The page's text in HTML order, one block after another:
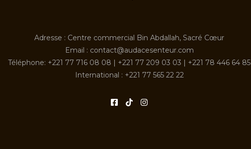
Adresse : Centre commercial Bin Abdallah, Sacré Cœur
Email : contact@audacesenteur.com
Téléphone: +221 77 716 08 08 | +221 77 209 03 03 | +221 78 446 64 85
International : +221 77 565 22 22